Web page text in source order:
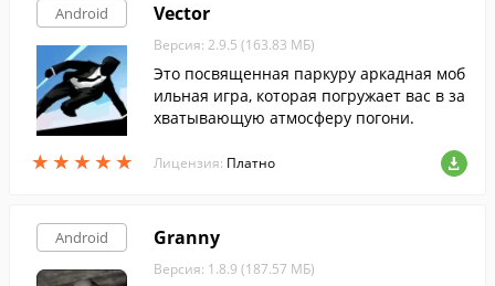
Android
★ ★ ★ ★ ★
★ ★ ★ ★ ★
Vector
Версия: 2.9.5 (163.83 МБ)
Это посвященная паркуру аркадная моб
ильная игра, которая погружает вас в за
хватывающую атмосферу погони.
Лицензия: Платно
Android Granny
Версия: 1.8.9 (187.57 МБ)